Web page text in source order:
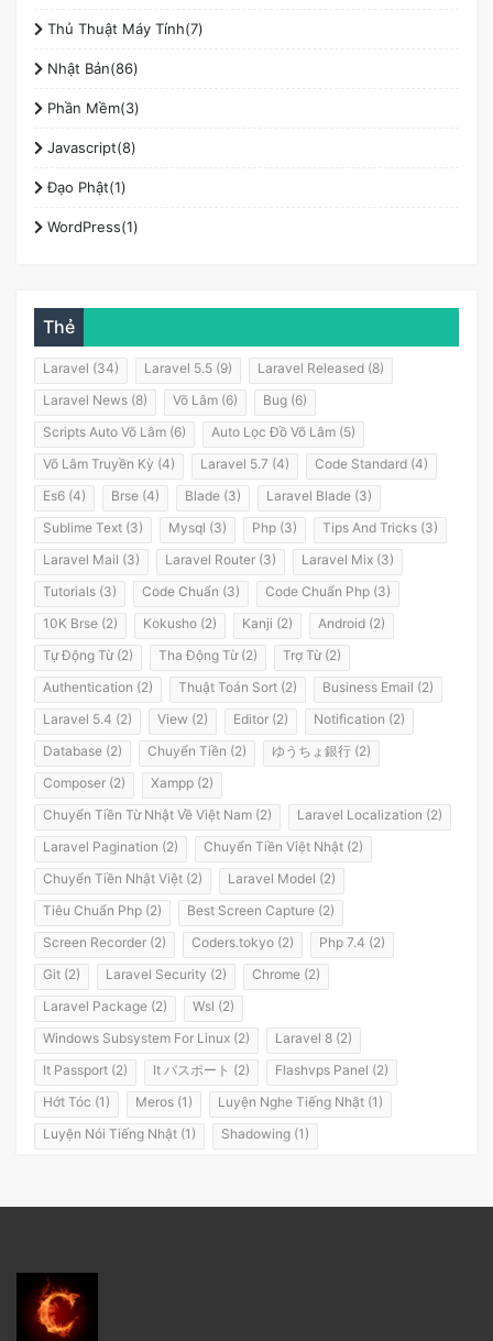
Thủ Thuật Máy Tính(7)
Nhật Bản(86)
Phần Mềm(3)
Javascript(8)
Đạo Phật(1)
WordPress(1)
Thẻ
Laravel (34) Laravel 5.5 (9)
Laravel Released (8)
Laravel News (8)
Võ Lâm (6)
Bug (6)
Scripts Auto Võ Lâm (6)
Auto Lọc Đồ Võ Lâm (5)
Võ Lâm Truyền Kỳ (4)
Laravel 5.7 (4)
Code Standard (4)
Es6 (4)
Brse (4) Blade (3)
Laravel Blade (3)
Sublime Text (3)
Mysql (3) Php (3)
Tips And Tricks (3)
Laravel Mail (3)
Laravel Router (3)
Laravel Mix (3)
Tutorials (3)
Code Chuẩn (3)
Code Chuẩn Php (3)
10K Brse (2)
Kokusho (2) Kanji (2)
Android (2)
Tự Động Từ (2)
Tha Động Từ (2)
Trợ Từ (2)
Authentication (2)
Thuật Toán Sort (2)
Business Email (2)
Laravel 5.4 (2)
View (2) Editor (2)
Notification (2)
Database (2)
Chuyển Tiền (2)
ゆうちょ銀行 (2)
Composer (2)
Xampp (2)
Chuyển Tiền Từ Nhật Về Việt Nam (2)
Laravel Localization (2)
Laravel Pagination (2)
Chuyển Tiền Việt Nhật (2)
Chuyển Tiền Nhật Việt (2)
Laravel Model (2)
Tiêu Chuẩn Php (2)
Best Screen Capture (2)
Screen Recorder (2)
Coders.tokyo (2)
Php 7.4 (2)
Git (2)
Laravel Security (2)
Chrome (2)
Laravel Package (2)
Wsl (2)
Windows Subsystem For Linux (2)
Laravel 8 (2)
It Passport (2)
It パスポート (2)
Flashvps Panel (2)
Hớt Tóc (1)
Meros (1)
Luyện Nghe Tiếng Nhật (1)
Luyện Nói Tiếng Nhật (1)
Shadowing (1)
Sóng Thần (1)
Wakarimasen (1)